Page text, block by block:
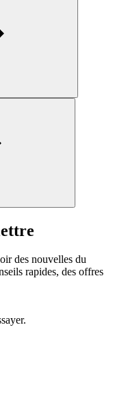
des nouvelles du
rapides, des offres